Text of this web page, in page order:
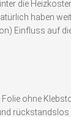
die
haben
Einfluss auf
ohne